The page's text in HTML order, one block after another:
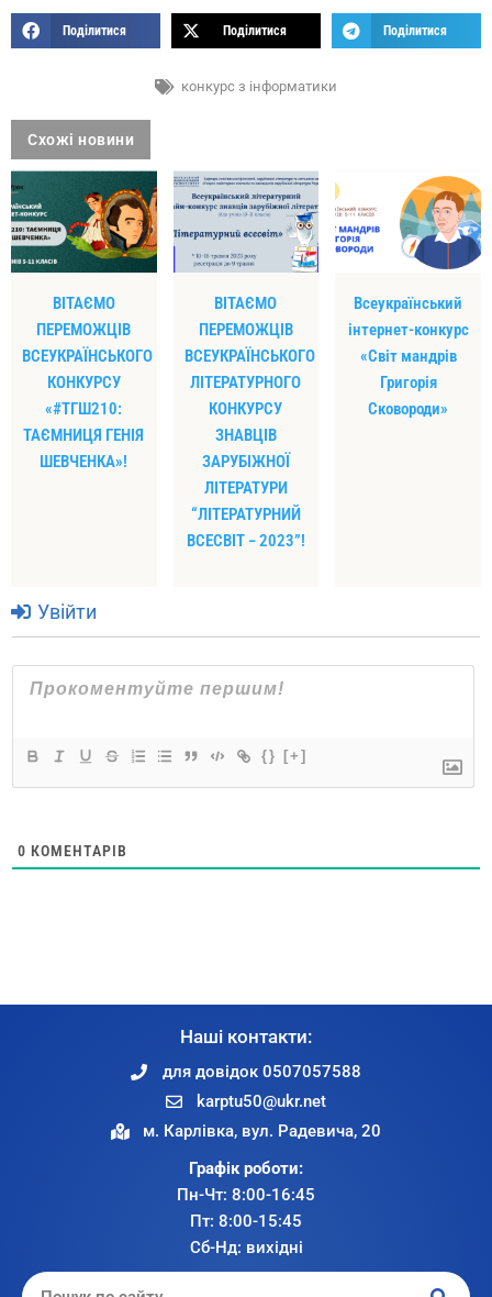
Поділитися Поділитися Поділитися
конкурс з інформатики
Схожі новини
ВІТАЄМО
ПЕРЕМОЖЦІВ
ВСЕУКРАЇНСЬКОГО
КОНКУРСУ
«#ТГШ210:
ТАЄМНИЦЯ ГЕНІЯ
ШЕВЧЕНКА»!
ВІТАЄМО
ПЕРЕМОЖЦІВ
ВСЕУКРАЇНСЬКОГО
ЛІТЕРАТУРНОГО
КОНКУРСУ
ЗНАВЦІВ
ЗАРУБІЖНОЇ
ЛІТЕРАТУРИ
“ЛІТЕРАТУРНИЙ
ВСЕСВІТ − 2023”!
Всеукраїнський
інтернет-конкурс
«Світ мандрів
Григорія
Сковороди»
Увійти
{} [+]
0 КОМЕНТАРІВ
Наші контакти:
для довідок 0507057588
karptu50@ukr.net
м. Карлівка, вул. Радевича, 20
Графік роботи:
Пн-Чт: 8:00-16:45
Пт: 8:00-15:45
Сб-Нд: вихідні